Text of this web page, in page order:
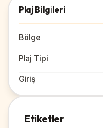
Plaj Bilgileri
Bölge
Plaj Tipi
Giriş
Etiketler